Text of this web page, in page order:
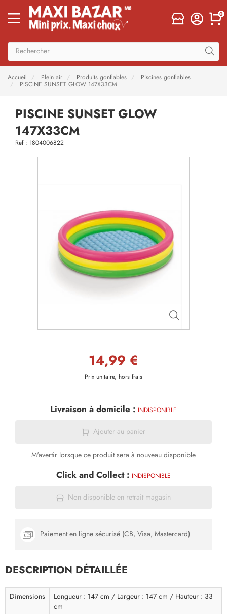
0
Accueil Plein air Produits gonflables
Piscines gonflables
PISCINE SUNSET GLOW 147X33CM
PISCINE SUNSET GLOW
147X33CM
Ref : 1804006822
14,99 €
Prix unitaire, hors frais
Livraison à domicile : INDISPONIBLE
Ajouter au panier
M'avertir lorsque ce produit sera à nouveau disponible
Click and Collect : INDISPONIBLE
Non disponible en retrait magasin
Paiement en ligne sécurisé (CB, Visa, Mastercard)
DESCRIPTION DÉTAILLÉE
Dimensions
Longueur : 147 cm / Largeur : 147 cm / Hauteur : 33
cm